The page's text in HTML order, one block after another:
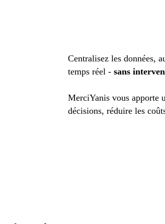
Centralisez les données,
temps réel - sans
MerciYanis vous apporte
décisions, réduire les